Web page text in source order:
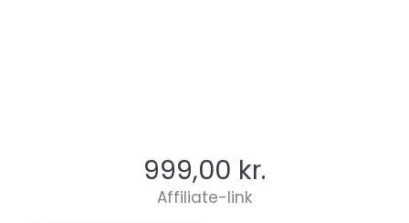
999,00 kr.
Affiliate-link